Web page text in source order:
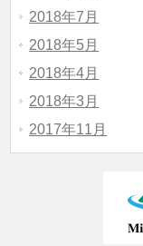
2018年7月
2018年5月
2018年4月
2018年3月
2017年11月